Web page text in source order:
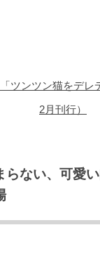
ツンツン猫をデレ
2月刊行）
らない、可愛